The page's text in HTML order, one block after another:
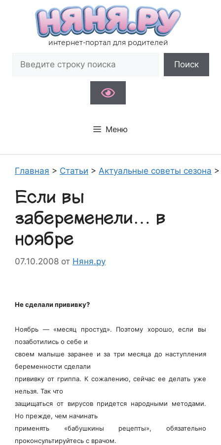
содержимому
интернет-портал для родителей
Поиск
Меню
Главная > Статьи > Актуальные советы сезона
Если вы
забеременели… в
ноябре
07.10.2008 от Няня.ру
Не сделали прививку?
Ноябрь — «месяц простуд». Поэтому хорошо, если вы
позаботились о себе и
своем малыше заранее и за три месяца до наступления
беременности сделали
прививку от гриппа. К сожалению, сейчас ее делать уже
нельзя. Так что
защищаться от вирусов придется народными методами.
Но прежде, чем начинать
применять «бабушкины рецепты», обязательно
проконсультируйтесь с врачом.